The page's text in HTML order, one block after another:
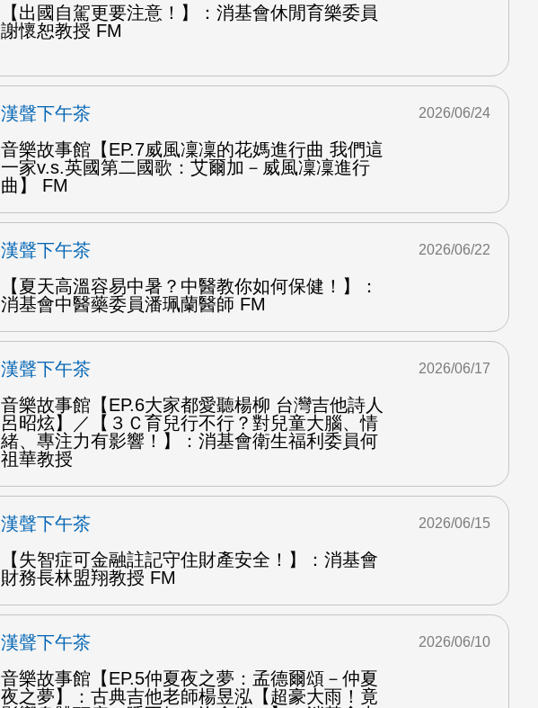
【出國自駕更要注意！】：消基會休閒育樂委員
謝懷恕教授 FM
漢聲下午茶
音樂故事館【EP.7威風凜凜的花媽進行曲 我們這
一家v.s.英國第二國歌：艾爾加－威風凜凜進行
曲】 FM
2026/06/24
漢聲下午茶
【夏天高溫容易中暑？中醫教你如何保健！】：
消基會中醫藥委員潘珮蘭醫師 FM
2026/06/22
漢聲下午茶
音樂故事館【EP.6大家都愛聽楊柳 台灣吉他詩人
呂昭炫】／【３Ｃ育兒行不行？對兒童大腦、情
緒、專注力有影響！】：消基會衛生福利委員何
祖華教授
2026/06/17
漢聲下午茶
【失智症可金融註記守住財產安全！】：消基會
財務長林盟翔教授 FM
2026/06/15
漢聲下午茶
音樂故事館【EP.5仲夏夜之夢：孟德爾頌－仲夏
夜之夢】：古典吉他老師楊昱泓【超豪大雨！竟
2026/06/10